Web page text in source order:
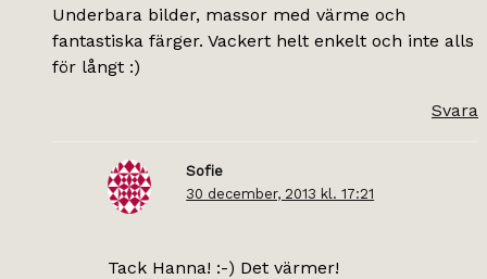
Underbara bilder, massor med värme och
fantastiska färger. Vackert helt enkelt och inte alls
för långt :)
Svara
Sofie
30 december, 2013 kl. 17:21
Tack Hanna! :-) Det värmer!